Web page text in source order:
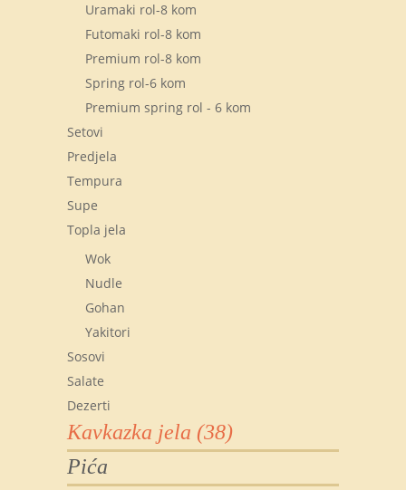
Uramaki rol-8 kom
Futomaki rol-8 kom
Premium rol-8 kom
Spring rol-6 kom
Premium spring rol - 6 kom
Setovi
Predjela
Tempura
Supe
Topla jela
Wok
Nudle
Gohan
Yakitori
Sosovi
Salate
Dezerti
Kavkazka jela (38)
Pića